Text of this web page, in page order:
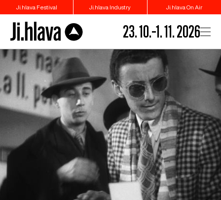
Ji.hlava Festival Ji.hlava Industry Ji.hlava On Air
23. 10.–1. 11. 2026